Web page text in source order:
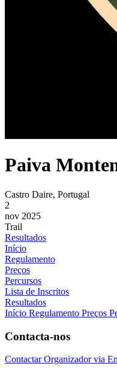
Paiva
Castro Daire, Portugal
2
nov 2025
Trail
Resultados
Início
Regulamento
Preços
Percursos
Lista de Inscritos
Resultados
Início Regulamento Preços
Contacta-nos
Contactar Organizador via